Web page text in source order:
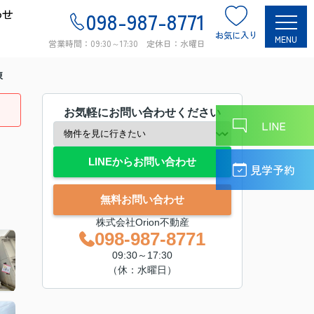
098-987-8771
営業時間：09:30～17:30 定休日：水曜日
お気に入り MENU
LINE
見学予約
お気軽にお問い合わせください
LINEからお問い合わせ
無料お問い合わせ
株式会社Orion不動産
098-987-8771
09:30～17:30
（休：水曜日）